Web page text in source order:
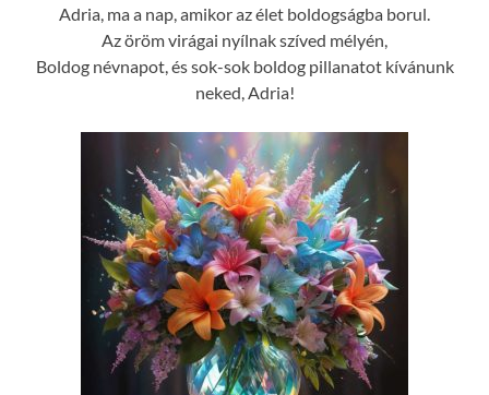
Adria, ma a nap, amikor az élet boldogságba borul.
Az öröm virágai nyílnak szíved mélyén,
Boldog névnapot, és sok-sok boldog pillanatot kívánunk
neked, Adria!